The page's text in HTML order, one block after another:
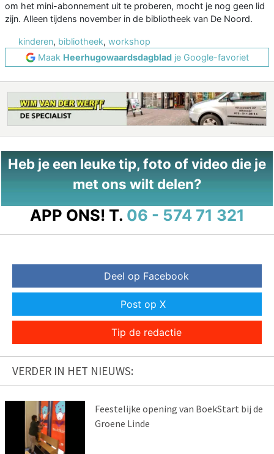
om het mini-abonnement uit te proberen, mocht je nog geen lid
zijn. Alleen tijdens november in de bibliotheek van De Noord.
kinderen, bibliotheek, workshop
Maak Heerhugowaardsdagbladje Google-favoriet
Heb je een leuke tip, foto of video die je
met ons wilt delen?
APP ONS! T. 06 - 574 71 321
Deel op Facebook
Post op X
Tip de redactie
VERDER IN HET NIEUWS:
Feestelijke opening van BoekStart bij de
Groene Linde